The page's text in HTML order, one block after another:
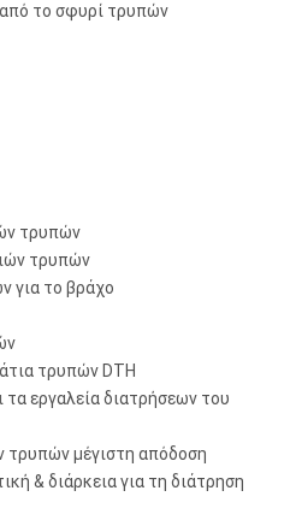
το σφυρί τρυπών
τρυπών
τρυπών
για το βράχο
τρυπών DTH
εργαλεία διατρήσεων του
τρυπών μέγιστη απόδοση
& διάρκεια για τη διάτρηση